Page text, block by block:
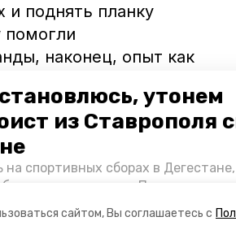
сайтом, Вы соглашаетесь с
утонем
из Ставрополя
спортивных сборах в
на помощь. По
с юным героем.
и поднять планку
помогли
наконец, опыт как
Владимирова идти на
позиции партии в